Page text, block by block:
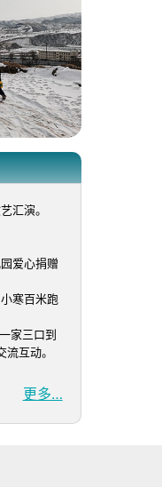
汇演。
爱心捐赠
寒百米跑
家三口到
互动。
更多…